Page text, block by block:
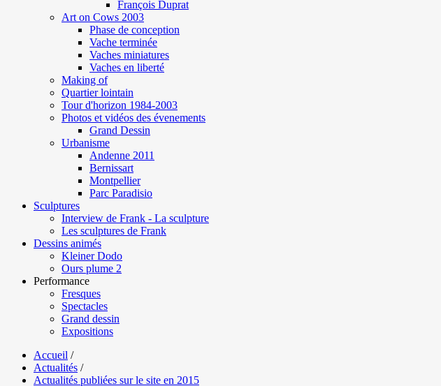
François Duprat
Art on Cows 2003
Phase de conception
Vache terminée
Vaches miniatures
Vaches en liberté
Making of
Quartier lointain
Tour d'horizon 1984-2003
Photos et vidéos des évenements
Grand Dessin
Urbanisme
Andenne 2011
Bernissart
Montpellier
Parc Paradisio
Sculptures
Interview de Frank - La sculpture
Les sculptures de Frank
Dessins animés
Kleiner Dodo
Ours plume 2
Performance
Fresques
Spectacles
Grand dessin
Expositions
Accueil /
Actualités /
Actualités publiées sur le site en 2015